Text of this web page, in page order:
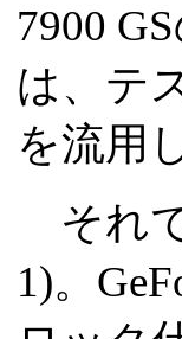
7900
は、テ
を流用
それ
1)。